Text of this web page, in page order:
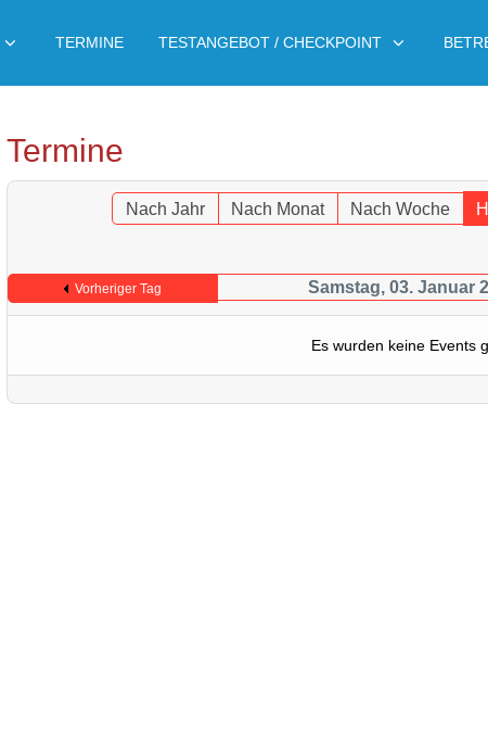
TERMINE TESTANGEBOT / CHECKPOINT
Termine
Nach Jahr Nach Monat Nach Woche
Vorheriger Tag Samstag, 03. Januar
Es wurden keine Events